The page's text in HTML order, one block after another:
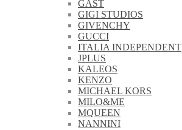
GAST
GIGI STUDIOS
GIVENCHY
GUCCI
ITALIA INDEPENDENT
JPLUS
KALEOS
KENZO
MICHAEL KORS
MILO&ME
MQUEEN
NANNINI